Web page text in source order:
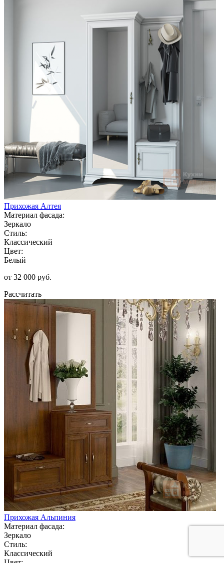
Прихожая Алтея
Материал фасада:
Зеркало
Стиль:
Классический
Цвет:
Белый
от 32 000 руб.
Рассчитать
Прихожая Альпиния
Материал фасада:
Зеркало
Стиль:
Классический